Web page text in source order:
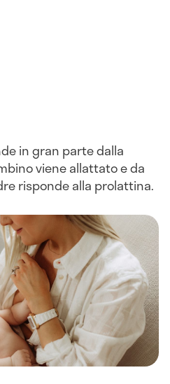
in gran parte dalla
viene allattato e da
risponde alla prolattina.